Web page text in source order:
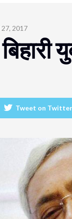
27, 2017
Tweet on Twitter